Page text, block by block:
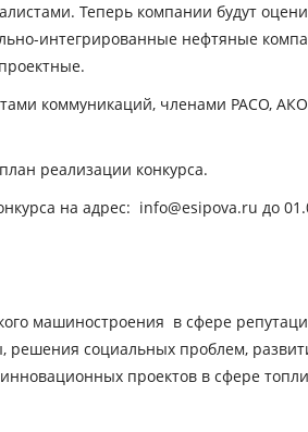
Теперь компании будут
интегрированные нефтяные
коммуникаций, членами РАСО,
реализации конкурса.
на адрес: info@esipova.ru до
машиностроения в сфере
решения социальных проблем,
проектов в сфере